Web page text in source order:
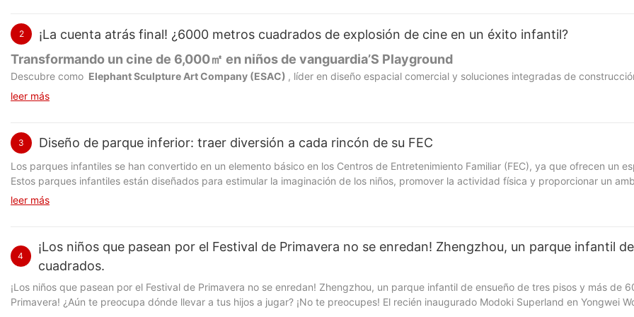
2
¡La cuenta atrás final! ¿6000 metros cuadrados de explosión de cine en un éxito infantil?
Transformando un cine de 6,000㎡ en niños de vanguardia’S Playground
Descubre como Elephant Sculpture Art Company (ESAC) , líder en diseño espacial comercial y soluciones integradas de
de entretenimiento vibrante y amigable para la familia en Zhengzhou. Este ambicioso proyecto, completado en solo 3 meses,
comerciales que buscan inspiración para la construcción de juegos infantiles, este estudio de caso resalta el poder de la creatividad,
espacios de entretenimiento temáticos inolvidables
leer más
3 Diseño de parque inferior: traer diversión a cada rincón de su FEC
Los parques infantiles se han convertido en un elemento básico en los Centros de Entretenimiento Familiar (FEC), ya que ofrecen un
Estos parques infantiles están diseñados para estimular la imaginación de los niños, promover la actividad física y proporcionar un
elementos de diseño correctos, los parques infantiles pueden brindar diversión a cada rincón de su FEC, creando un ambiente
una variedad de zonas de juego, como áreas de escalada, toboganes y juegos interactivos, para atraer a una amplia gama de
de seguridad y los estándares de accesibilidad para crear un entorno acogedor para todos los visitantes. Elegir estructuras de juego
patio de recreo interior deben ser duraderas y atractivas para resistir el desgaste del uso constante. Busque materiales de alta
espuma blanda, componentes de plástico resistentes y pinturas no tóxicas. Considere la incorporación de estructuras de juego
despertar la imaginación de los niños y crear una experiencia memorable. Las características interactivas, como paneles de juego
leer más
4
¡Los niños que pasean por el Festival de Primavera no se enredan! Zhengzhou, un parque infantil
cuadrados.
¡Los niños que pasean por el Festival de Primavera no se enredan! Zhengzhou, un parque infantil de ensueño de tres pisos y más de
Primavera! ¿Aún te preocupa dónde llevar a tus hijos a jugar? ¡No te preocupes! El recién inaugurado Modoki Superland en Yongwei